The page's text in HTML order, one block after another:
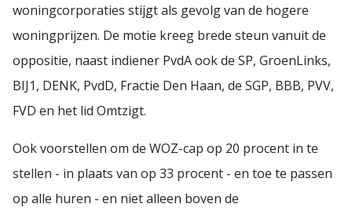
woningcorporaties stijgt als gevolg van de hogere
woningprijzen. De motie kreeg brede steun vanuit de
oppositie, naast indiener PvdA ook de SP, GroenLinks,
BIJ1, DENK, PvdD, Fractie Den Haan, de SGP, BBB, PVV,
FVD en het lid Omtzigt.
Ook voorstellen om de WOZ-cap op 20 procent in te
stellen - in plaats van op 33 procent - en toe te passen
op alle huren - en niet alleen boven de